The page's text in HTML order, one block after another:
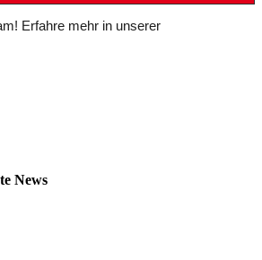
Erfahre mehr in unserer
News